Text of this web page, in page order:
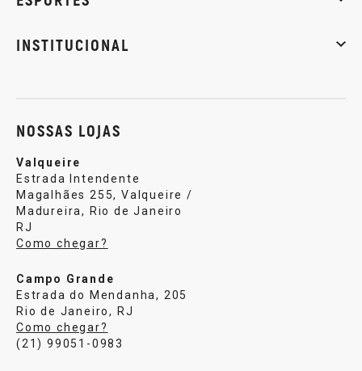
INSTITUCIONAL
NOSSAS LOJAS
Valqueire
Estrada Intendente
Magalhães 255, Valqueire /
Madureira, Rio de Janeiro
RJ
Como chegar?
Campo Grande
Estrada do Mendanha, 205
Rio de Janeiro, RJ
Como chegar?
(21) 99051-0983